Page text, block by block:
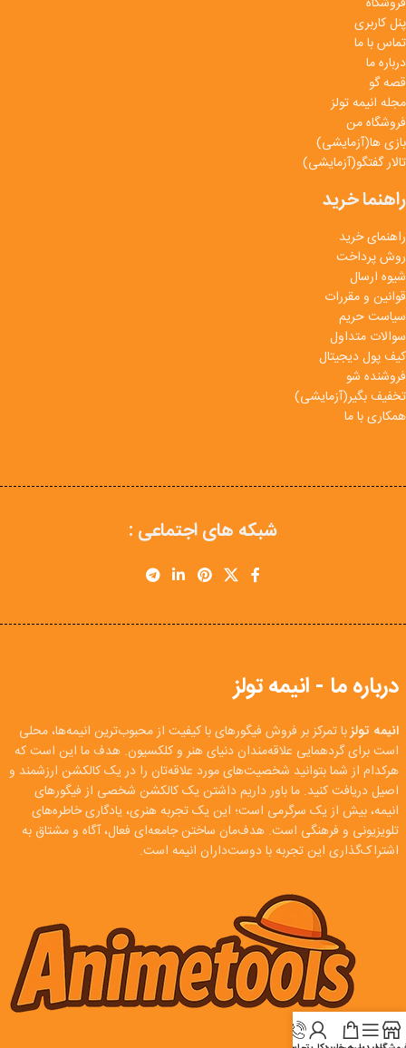
پنل کاربری
تماس با ما
درباره ما
قصه گو
مجله انیمه تولز
فروشگاه من
بازی ها(آزمایشی)
تالار گفتگو(آزمایشی)
راهنما خرید
راهنمای خرید
روش پرداخت
شیوه ارسال
قوانین و مقررات
سیاست حریم
سوالات متداول
کیف پول دیجیتال
فروشنده شو
تخفیف بگیر(آزمایشی)
همکاری با ما
شبکه های اجتماعی :
درباره ما - انیمه تولز
انیمه تولزبا تمرکز بر فروش فیگورهای با کیفیت از محبوب‌ترین انیمه‌ها، محلی
است برای گردهمایی علاقه‌مندان دنیای هنر و کلکسیون. هدف ما این است که
هرکدام از شما بتوانید شخصیت‌های مورد علاقه‌تان را در یک کالکشن ارزشمند و
اصیل دریافت کنید. ما باور داریم داشتن یک کالکشن شخصی از فیگورهای
انیمه، بیش از یک سرگرمی است؛ این یک تجربه هنری، یادگاری خاطره‌های
تلویزیونی و فرهنگی است. هدف‌مان ساختن جامعه‌ای فعال، آگاه و مشتاق به
اشتراک‌گذاری این تجربه با دوست‌داران انیمه است.